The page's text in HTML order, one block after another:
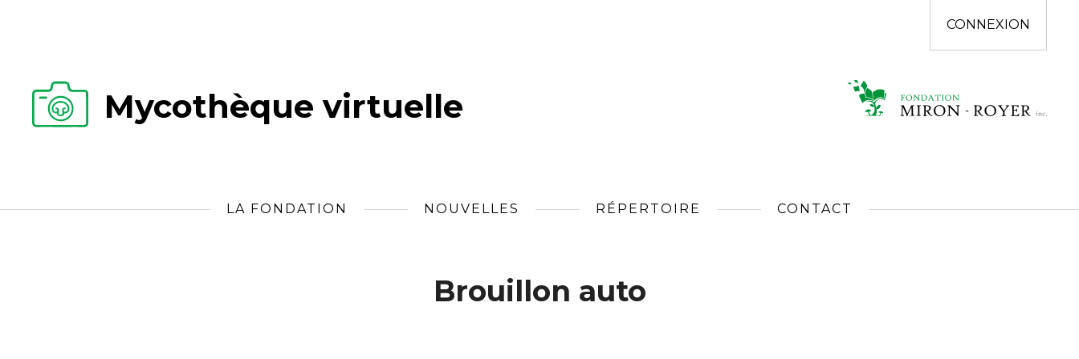
CONNEXION
Mycothèque virtuelle
LA FONDATION NOUVELLES RÉPERTOIRE CONTACT
Brouillon auto